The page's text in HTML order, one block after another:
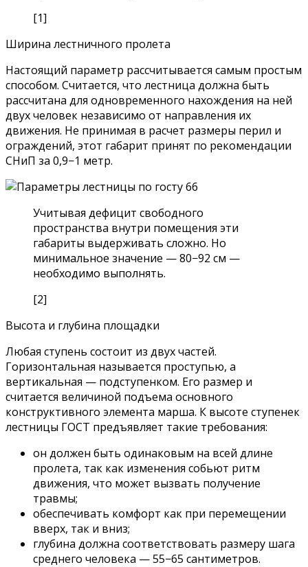
[1]
Ширина лестничного пролета
Настоящий параметр рассчитывается самым простым
способом. Считается, что лестница должна быть
рассчитана для одновременного нахождения на ней
двух человек независимо от направления их
движения. Не принимая в расчет размеры перил и
ограждений, этот габарит принят по рекомендации
СНиП за 0,9−1 метр.
Учитывая дефицит свободного
пространства внутри помещения эти
габариты выдерживать сложно. Но
минимальное значение — 80−92 см —
необходимо выполнять.
[2]
Высота и глубина площадки
Любая ступень состоит из двух частей.
Горизонтальная называется проступью, а
вертикальная — подступенком. Его размер и
считается величиной подъема основного
конструктивного элемента марша. К высоте ступенек
лестницы ГОСТ предъявляет такие требования:
он должен быть одинаковым на всей длине
пролета, так как изменения собьют ритм
движения, что может вызвать получение
травмы;
обеспечивать комфорт как при перемещении
вверх, так и вниз;
глубина должна соответствовать размеру шага
среднего человека — 55−65 сантиметров.